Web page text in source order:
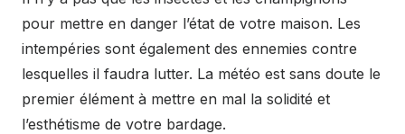
pour mettre en danger l’état de votre maison. Les
intempéries sont également des ennemies contre
lesquelles il faudra lutter. La météo est sans doute le
premier élément à mettre en mal la solidité et
l’esthétisme de votre bardage.